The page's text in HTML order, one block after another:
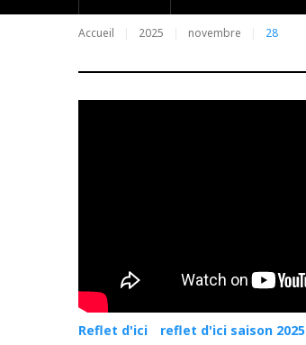
Accueil 2025 novembre 28
Reflet d'ici reflet d'ici saison 2025